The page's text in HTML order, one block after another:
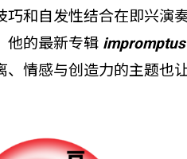
和自发性结合在即兴演
他的最新专辑
情感与创造力的主题也让